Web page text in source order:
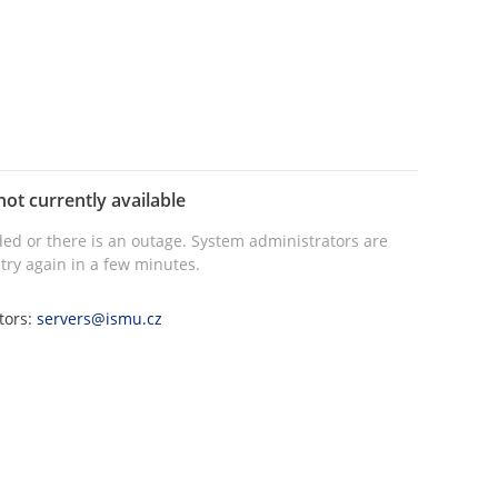
currently available
or there is an outage. System administrators are
again in a few minutes.
servers@ismu.cz